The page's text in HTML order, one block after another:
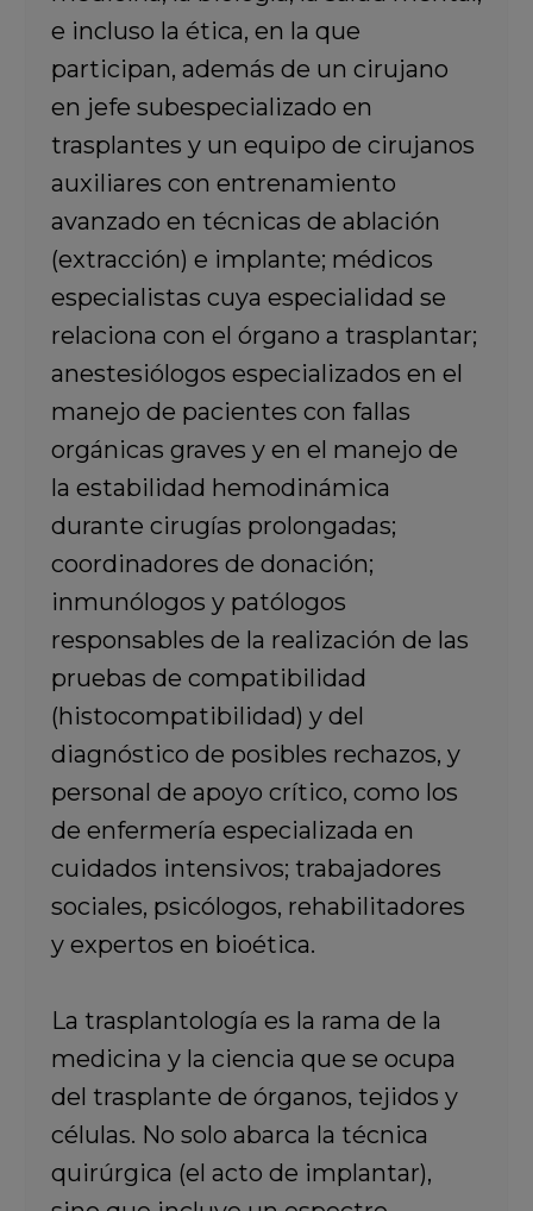
e incluso la ética, en la que
participan, además de un cirujano
en jefe subespecializado en
trasplantes y un equipo de cirujanos
auxiliares con entrenamiento
avanzado en técnicas de ablación
(extracción) e implante; médicos
especialistas cuya especialidad se
relaciona con el órgano a trasplantar;
anestesiólogos especializados en el
manejo de pacientes con fallas
orgánicas graves y en el manejo de
la estabilidad hemodinámica
durante cirugías prolongadas;
coordinadores de donación;
inmunólogos y patólogos
responsables de la realización de las
pruebas de compatibilidad
(histocompatibilidad) y del
diagnóstico de posibles rechazos, y
personal de apoyo crítico, como los
de enfermería especializada en
cuidados intensivos; trabajadores
sociales, psicólogos, rehabilitadores
y expertos en bioética.
La trasplantología es la rama de la
medicina y la ciencia que se ocupa
del trasplante de órganos, tejidos y
células. No solo abarca la técnica
quirúrgica (el acto de implantar),